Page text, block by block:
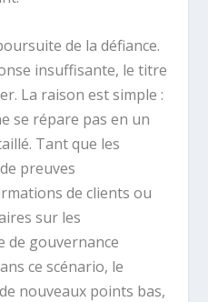
de la défiance.
insuffisante, le titre
La raison est simple :
se répare pas en un
Tant que les
preuves
de clients ou
sur les
de gouvernance
ce scénario, le
nouveaux points bas,